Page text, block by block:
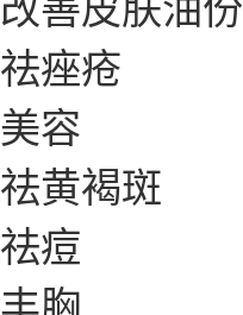
祛痤疮
美容
祛黄褐斑
祛痘